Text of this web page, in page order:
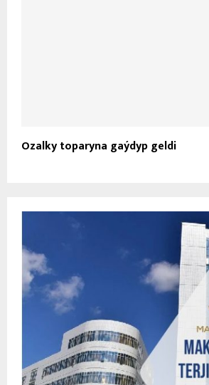
Ozalky toparyna gaýdyp geldi